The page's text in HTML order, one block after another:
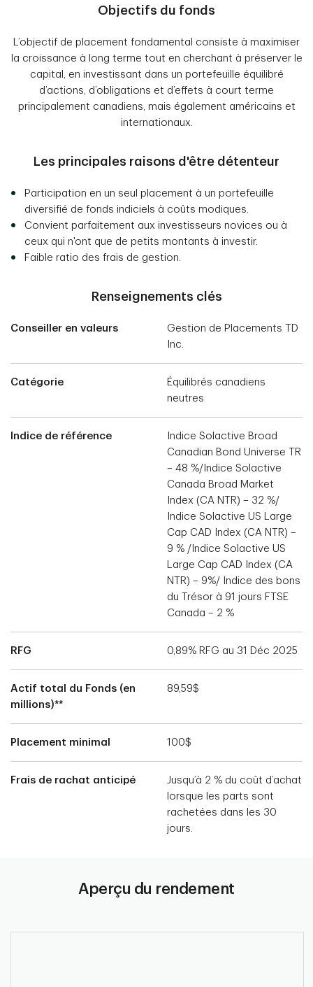
Objectifs du fonds
L’objectif de placement fondamental consiste à maximiser
la croissance à long terme tout en cherchant à préserver le
capital, en investissant dans un portefeuille équilibré
d’actions, d’obligations et d’effets à court terme
principalement canadiens, mais également américains et
internationaux.
Les principales raisons d'être détenteur
Participation en un seul placement à un portefeuille
diversifié de fonds indiciels à coûts modiques.
Convient parfaitement aux investisseurs novices ou à
ceux qui n'ont que de petits montants à investir.
Faible ratio des frais de gestion.
Renseignements clés
Conseiller en valeurs
Gestion de Placements TD
Inc.
Catégorie
Équilibrés canadiens
neutres
Indice de référence
Indice Solactive Broad
Canadian Bond Universe TR
– 48 %/Indice Solactive
Canada Broad Market
Index (CA NTR) – 32 %/
Indice Solactive US Large
Cap CAD Index (CA NTR) –
9 % /Indice Solactive US
Large Cap CAD Index (CA
NTR) – 9%/ Indice des bons
du Trésor à 91 jours FTSE
Canada – 2 %
RFG 0,89% RFG au 31 Déc 2025
Actif total du Fonds (en
millions)**
89,59$
Placement minimal 100$
Frais de rachat anticipé
Jusqu’à 2 % du coût d’achat
lorsque les parts sont
rachetées dans les 30
jours.
Aperçu du rendement